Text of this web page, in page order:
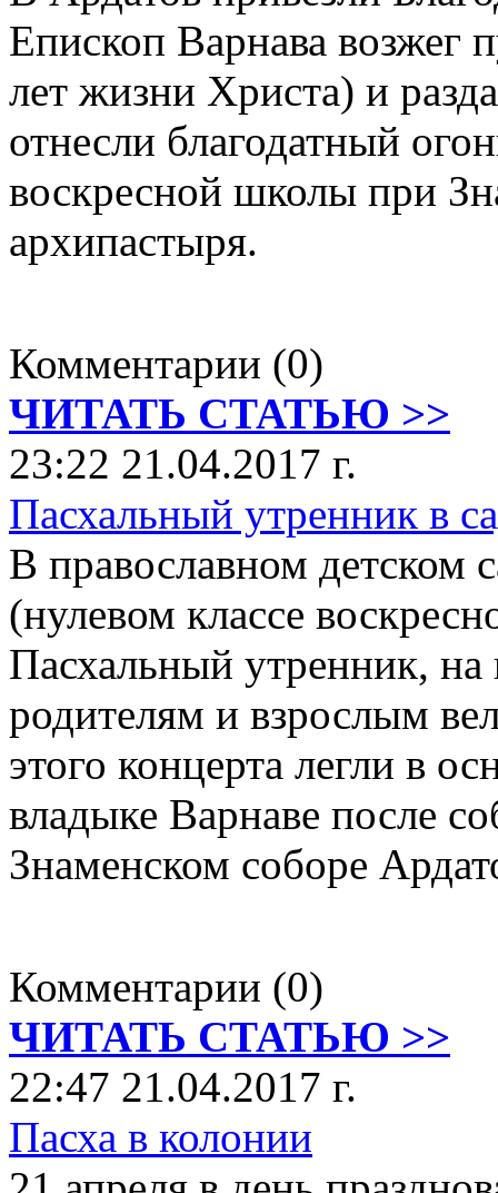
Епископ Варнава возжег
лет жизни Христа) и
отнесли благодатный
воскресной школы при
архипастыря.
Комментарии (0)
ЧИТАТЬ СТАТЬЮ >>
23:22 21.04.2017 г.
Пасхальный утренник в
В православном детском
(нулевом классе
Пасхальный утренник,
родителям и взрослым
этого концерта легли в
владыке Варнаве после
Знаменском соборе
Комментарии (0)
ЧИТАТЬ СТАТЬЮ >>
22:47 21.04.2017 г.
Пасха в колонии